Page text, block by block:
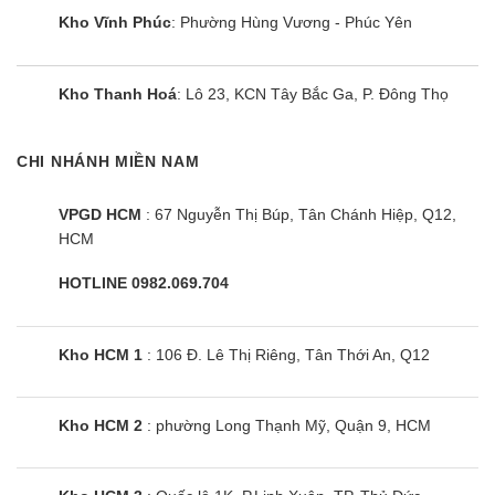
động hơn bao giờ hết.
Active Voice Amplifier tăng cường âm thanh lời thoại
hiệu quả
là khả năng xử lý âm thanh thông minh nhờ công
và điều chỉnh âm lượng lời thoại trong nội dung
khi có tiếng ồn từ môi trường xung quanh, chẳng
hạn như tiếng máy hút bụi, xe cộ hoặc người nói
xem phim hoặc chương trình truyền hình sẽ mượt
mà và dễ chịu hơn.
chuyển động theo hình ảnh
Kho Vĩnh Phúc: Phường Hùng Vương - Phúc Yên
Kho Thanh Hoá: Lô 23, KCN Tây Bắc Ga, P. Đông Thọ
CHI NHÁNH MIỀN NAM
VPGD HCM : 67 Nguyễn Thị Búp, Tân Chánh Hiệp, Q12,
HCM
HOTLINE 0982.069.704
Kho HCM 1 : 106 Đ. Lê Thị Riêng, Tân Thới An, Q12
Kho HCM 2 : phường Long Thạnh Mỹ, Quận 9, HCM